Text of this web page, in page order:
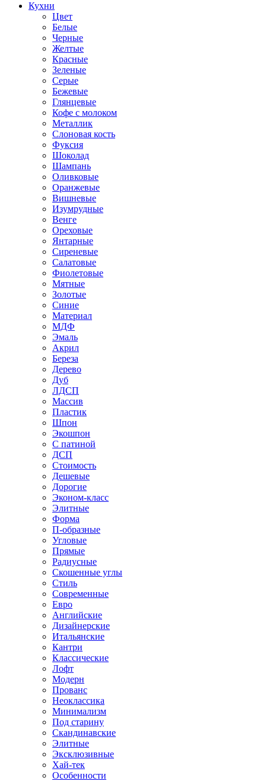
Кухни
Цвет
Белые
Черные
Желтые
Красные
Зеленые
Серые
Бежевые
Глянцевые
Кофе с молоком
Металлик
Слоновая кость
Фуксия
Шоколад
Шампань
Оливковые
Оранжевые
Вишневые
Изумрудные
Венге
Ореховые
Янтарные
Сиреневые
Салатовые
Фиолетовые
Мятные
Золотые
Синие
Материал
МДФ
Эмаль
Акрил
Береза
Дерево
Дуб
ЛДСП
Массив
Пластик
Шпон
Экошпон
С патиной
ДСП
Стоимость
Дешевые
Дорогие
Эконом-класс
Элитные
Форма
П-образные
Угловые
Прямые
Радиусные
Скошенные углы
Стиль
Современные
Евро
Английские
Дизайнерские
Итальянские
Кантри
Классические
Лофт
Модерн
Прованс
Неоклассика
Минимализм
Под старину
Скандинавские
Элитные
Эксклюзивные
Хай-тек
Особенности